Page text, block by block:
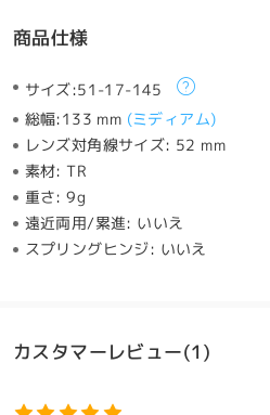
商品仕様
サイズ:51-17-145
総幅:133 mm (ミディアム)
レンズ対角線サイズ: 52 mm
素材:TR
重さ:9g
遠近両用/累進: いいえ
スプリングヒンジ: いいえ
カスタマーレビュー(1)